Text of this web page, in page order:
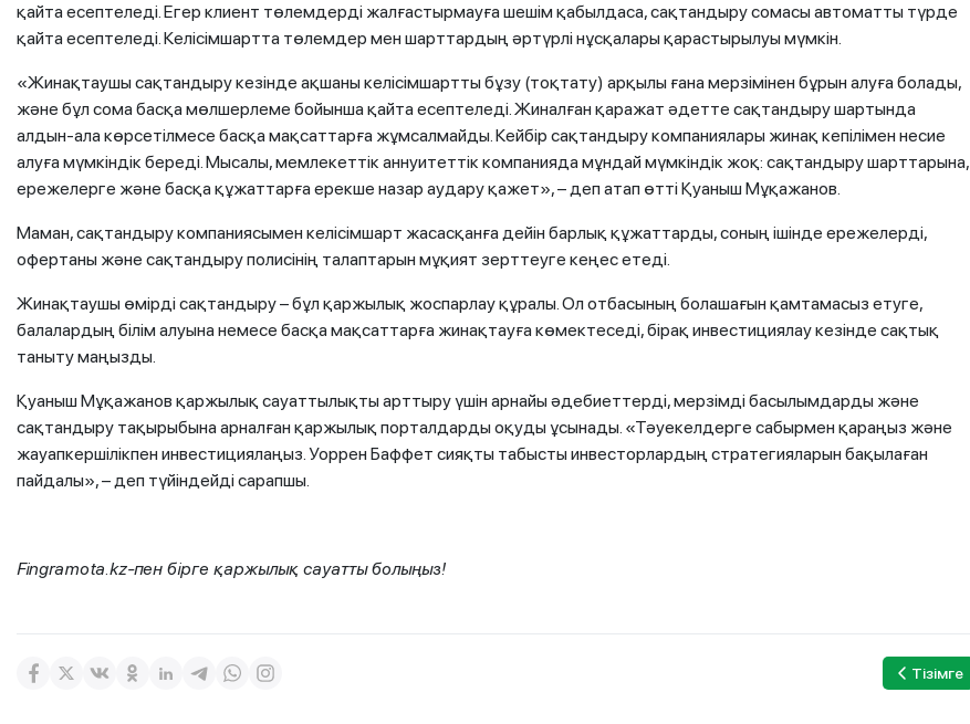
қайта есептеледі. Егер клиент төлемдерді жалғастырмауға шешім қабылдаса, сақтандыру сомасы автоматты түрде
қайта есептеледі. Келісімшартта төлемдер мен шарттардың әртүрлі нұсқалары қарастырылуы мүмкін.
«Жинақтаушы сақтандыру кезінде ақшаны келісімшартты бұзу (тоқтату) арқылы ғана мерзімінен бұрын алуға болады,
және бұл сома басқа мөлшерлеме бойынша қайта есептеледі. Жиналған қаражат әдетте сақтандыру шартында
алдын-ала көрсетілмесе басқа мақсаттарға жұмсалмайды. Кейбір сақтандыру компаниялары жинақ кепілімен несие
алуға мүмкіндік береді. Мысалы, мемлекеттік аннуитеттік компанияда мұндай мүмкіндік жоқ: сақтандыру шарттарына,
ережелерге және басқа құжаттарға ерекше назар аудару қажет», – деп атап өтті Қуаныш Мұқажанов.
Маман, сақтандыру компаниясымен келісімшарт жасасқанға дейін барлық құжаттарды, соның ішінде ережелерді,
офертаны және сақтандыру полисінің талаптарын мұқият зерттеуге кеңес етеді.
Жинақтаушы өмірді сақтандыру – бұл қаржылық жоспарлау құралы. Ол отбасының болашағын қамтамасыз етуге,
балалардың білім алуына немесе басқа мақсаттарға жинақтауға көмектеседі, бірақ инвестициялау кезінде сақтық
таныту маңызды.
Қуаныш Мұқажанов қаржылық сауаттылықты арттыру үшін арнайы әдебиеттерді, мерзімді басылымдарды және
сақтандыру тақырыбына арналған қаржылық порталдарды оқуды ұсынады. «Тәуекелдерге сабырмен қараңыз және
жауапкершілікпен инвестициялаңыз. Уоррен Баффет сияқты табысты инвесторлардың стратегияларын бақылаған
пайдалы», – деп түйіндейді сарапшы.
Fingramota.kz-пен бірге қаржылық сауатты болыңыз!
Тізімге